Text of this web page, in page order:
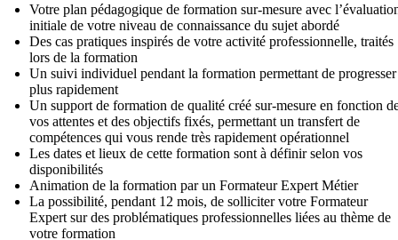
Votre plan pédagogique de formation sur-mesure avec
initiale de votre niveau de connaissance du sujet abordé
Des cas pratiques inspirés de votre activité professionnelle, traités
lors de la formation
Un suivi individuel pendant la formation permettant de progresser
plus rapidement
Un support de formation de qualité créé sur-mesure en fonction
vos attentes et des objectifs fixés, permettant un transfert de
compétences qui vous rende très rapidement opérationnel
Les dates et lieux de cette formation sont à définir selon vos
disponibilités
Animation de la formation par un Formateur Expert Métier
La possibilité, pendant 12 mois, de solliciter votre Formateur
Expert sur des problématiques professionnelles liées au thème de
votre formation